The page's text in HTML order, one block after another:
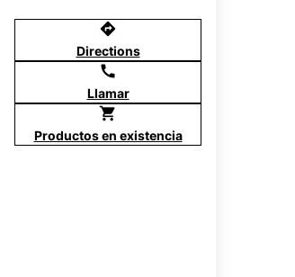
directions
Directions
call
Llamar
shopping_cart
Productos en existencia